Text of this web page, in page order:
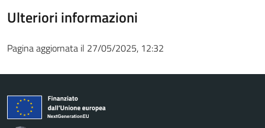
Ulteriori informazioni
Pagina aggiornata il 27/05/2025, 12:32